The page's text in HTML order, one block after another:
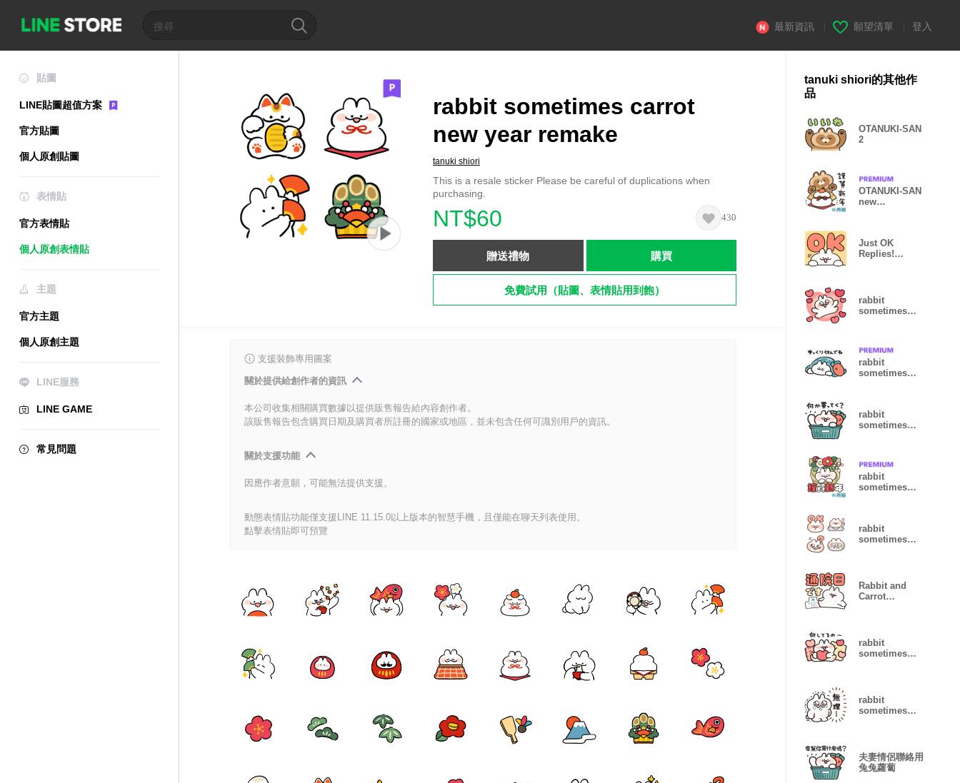
最新資訊 願望清單 登入
貼圖
LINE貼圖超值方案
官方貼圖
個人原創貼圖
表情貼
官方表情貼
個人原創表情貼
主題
官方主題
個人原創主題
LINE服務
LINE GAME
常見問題
rabbit sometimes carrot
new year remake
tanuki shiori
This is a resale sticker Please be careful of duplications when
purchasing.
NT$60 430
贈送禮物 購買
免費試用（貼圖、表情貼用到飽）
支援裝飾專用圖案
關於提供給創作者的資訊
本公司收集相關購買數據以提供販售報告給內容創作者。
該販售報告包含購買日期及購買者所註冊的國家或地區，並未包含任何可識別用戶的資訊。
關於支援功能
因應作者意願，可能無法提供支援。
動態表情貼功能僅支援LINE 11.15.0以上版本的智慧手機，且僅能在聊天列表使用。
點擊表情貼即可預覽
tanuki shiori的其他作
品
OTANUKI-SAN
2
OTANUKI-SAN
new
Just OK
Replies!
rabbit
sometimes
rabbit
sometimes
rabbit
sometimes
rabbit
sometimes
rabbit
sometimes
Rabbit and
Carrot
rabbit
sometimes
rabbit
sometimes
夫妻情侶聯絡用
兔兔蘿蔔